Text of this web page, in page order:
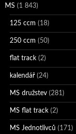
MS (1 843)
125 ccm (18)
250 ccm (50)
flat track (2)
kalendář (24)
MS družstev (281)
MS flat track (2)
MS Jednotlivců (171)